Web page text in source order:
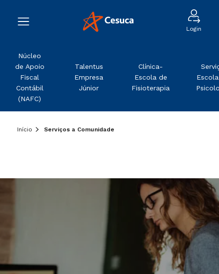
Login
Núcleo
de Apoio
Fiscal
Contábil
(NAFC)
Talentus
Empresa
Júnior
Clínica-
Escola de
Fisioterapia
Início Serviços a Comunidade